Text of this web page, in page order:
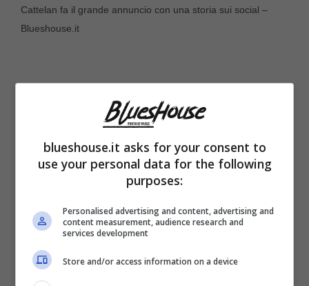
Cattelan fa il grande annuncio con una storia sui social –
Blueshouse.it
Dopo tanti rumors sconvolgenti, i fan
sognavano di vedere in un programma
blueshouse.it asks for your consent to
use your personal data for the following
purposes:
Personalised advertising and content, advertising and
content measurement, audience research and
services development
Store and/or access information on a device